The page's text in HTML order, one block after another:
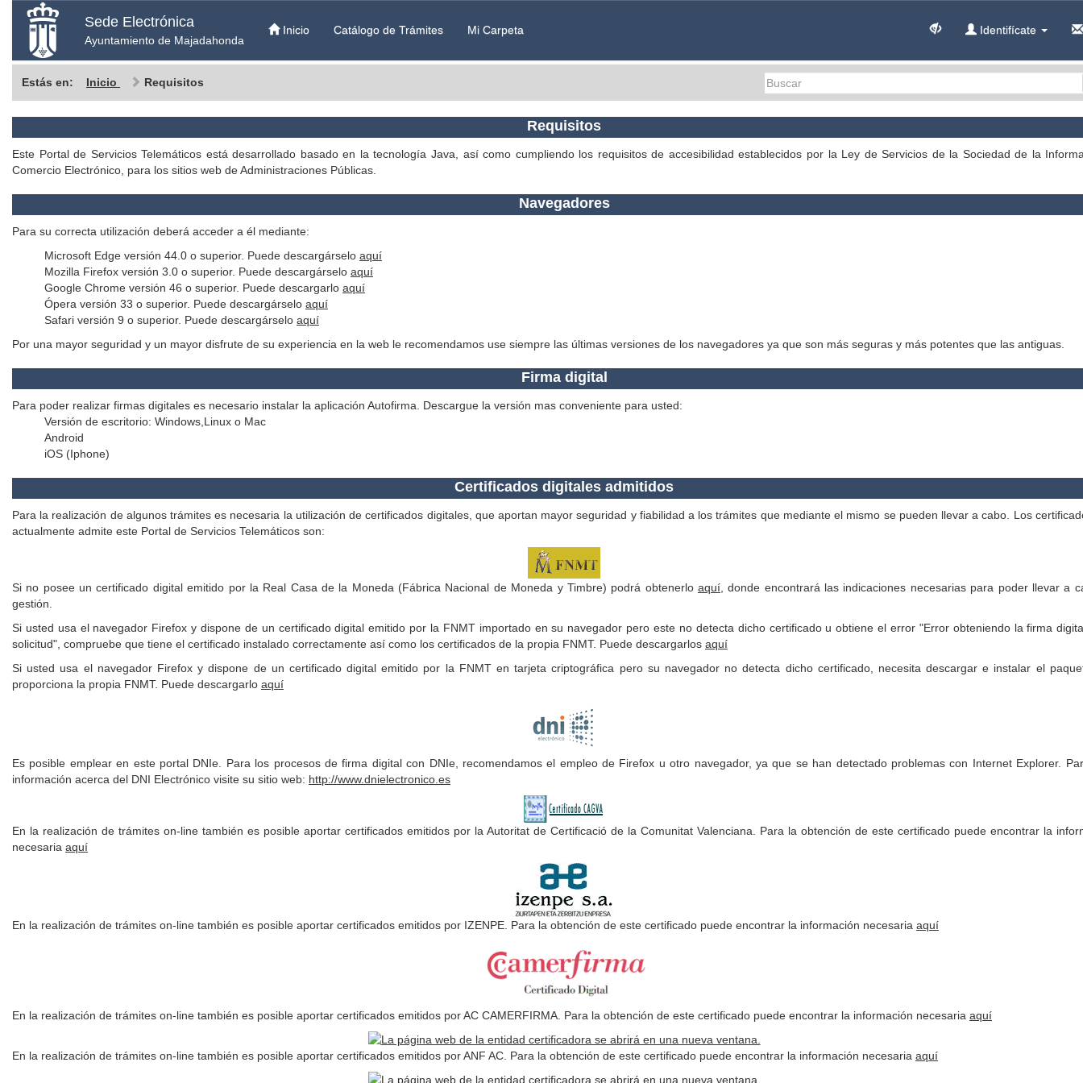
Sede Electrónica
Ayuntamiento de Majadahonda
Inicio Catálogo de Trámites Mi Carpeta Identifícate
Estás en: Inicio Requisitos
Requisitos
Este Portal de Servicios Telemáticos está desarrollado basado en la tecnología Java, así como cumpliendo los requisitos de accesibilidad establecidos por la Ley de Servicios de la Sociedad de la
Comercio Electrónico, para los sitios web de Administraciones Públicas.
Navegadores
Para su correcta utilización deberá acceder a él mediante:
Microsoft Edge versión 44.0 o superior. Puede descargárselo aquí
Mozilla Firefox versión 3.0 o superior. Puede descargárselo aquí
Google Chrome versión 46 o superior. Puede descargarlo aquí
Ópera versión 33 o superior. Puede descargárselo aquí
Safari versión 9 o superior. Puede descargárselo aquí
Por una mayor seguridad y un mayor disfrute de su experiencia en la web le recomendamos use siempre las últimas versiones de los navegadores ya que son más seguras y más potentes que las antiguas.
Firma digital
Para poder realizar firmas digitales es necesario instalar la aplicación Autofirma. Descargue la versión mas conveniente para usted:
Versión de escritorio: Windows,Linux o Mac
Android
iOS (Iphone)
Certificados digitales admitidos
Para la realización de algunos trámites es necesaria la utilización de certificados digitales, que aportan mayor seguridad y fiabilidad a los trámites que mediante el mismo se pueden llevar a cabo. Los
actualmente admite este Portal de Servicios Telemáticos son:
Si no posee un certificado digital emitido por la Real Casa de la Moneda (Fábrica Nacional de Moneda y Timbre) podrá obtenerlo aquí , donde encontrará las indicaciones necesarias para poder llevar a
gestión.
Si usted usa el navegador Firefox y dispone de un certificado digital emitido por la FNMT importado en su navegador pero este no detecta dicho certificado u obtiene el error "Error obteniendo la firma
solicitud", compruebe que tiene el certificado instalado correctamente así como los certificados de la propia FNMT. Puede descargarlos aquí
Si usted usa el navegador Firefox y dispone de un certificado digital emitido por la FNMT en tarjeta criptográfica pero su navegador no detecta dicho certificado, necesita descargar e instalar el
proporciona la propia FNMT. Puede descargarlo aquí
Es posible emplear en este portal DNIe. Para los procesos de firma digital con DNIe, recomendamos el empleo de Firefox u otro navegador, ya que se han detectado problemas con Internet Explorer.
información acerca del DNI Electrónico visite su sitio web: http://www.dnielectronico.es
En la realización de trámites on-line también es posible aportar certificados emitidos por la Autoritat de Certificació de la Comunitat Valenciana. Para la obtención de este certificado puede encontrar la
necesaria aquí
En la realización de trámites on-line también es posible aportar certificados emitidos por IZENPE. Para la obtención de este certificado puede encontrar la información necesaria aquí
En la realización de trámites on-line también es posible aportar certificados emitidos por AC CAMERFIRMA. Para la obtención de este certificado puede encontrar la información necesaria aquí
En la realización de trámites on-line también es posible aportar certificados emitidos por ANF AC. Para la obtención de este certificado puede encontrar la información necesaria aquí